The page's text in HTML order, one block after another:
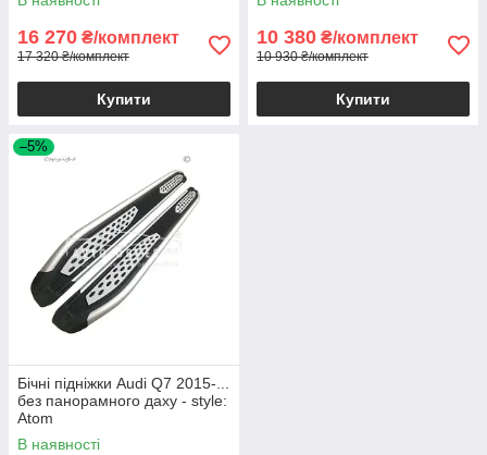
16 270 ₴/комплект
17 320 ₴/комплект
Купити
10 380 ₴/комплект
10 930 ₴/комплект
Купити
–5%
Бічні підніжки Audi Q7 2015-...
без панорамного даху - style:
Atom
В наявності